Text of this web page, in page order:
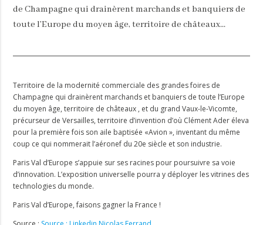
de Champagne qui drainèrent marchands et banquiers de
toute l’Europe du moyen âge, territoire de châteaux...
Territoire de la modernité commerciale des grandes foires de
Champagne qui drainèrent marchands et banquiers de toute l’Europe
du moyen âge, territoire de châteaux , et du grand Vaux-le-Vicomte,
précurseur de Versailles, territoire d’invention d’où Clément Ader éleva
pour la première fois son aile baptisée «Avion », inventant du même
coup ce qui nommerait l’aéronef du 20e siècle et son industrie.
Paris Val d’Europe s’appuie sur ses racines pour poursuivre sa voie
d’innovation. L’exposition universelle pourra y déployer les vitrines des
technologies du monde.
Paris Val d’Europe, faisons gagner la France !